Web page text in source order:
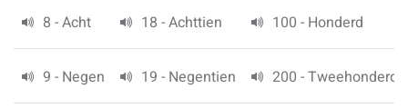
8 - Acht 18 - Achttien 100 - Honderd
9 - Negen 19 - Negentien 200 - Tweehonderd